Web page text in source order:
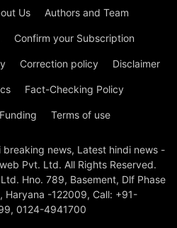
Us Authors and Team
Confirm your Subscription
Correction policy Disclaimer
Fact-Checking Policy
Terms of use
breaking news, Latest hindi news -
Pvt. Ltd. All Rights Reserved.
Hno. 789, Basement, Dlf Phase
Haryana -122009, Call: +91-
0124-4941700